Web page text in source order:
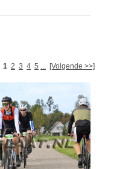
1 2 3 4 5 ... [Volgende >>]